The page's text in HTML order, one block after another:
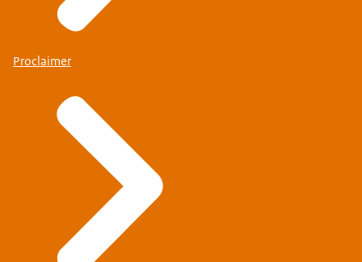
Proclaimer